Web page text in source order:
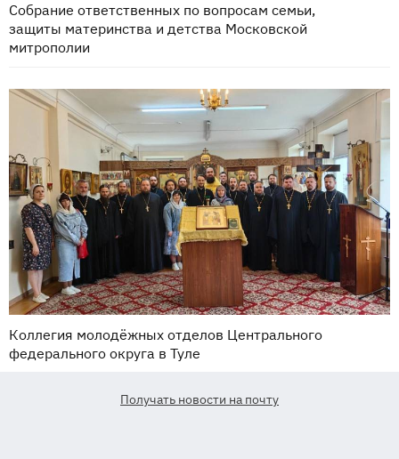
Собрание ответственных по вопросам семьи,
защиты материнства и детства Московской
митрополии
Коллегия молодёжных отделов Центрального
федерального округа в Туле
Получать новости на почту